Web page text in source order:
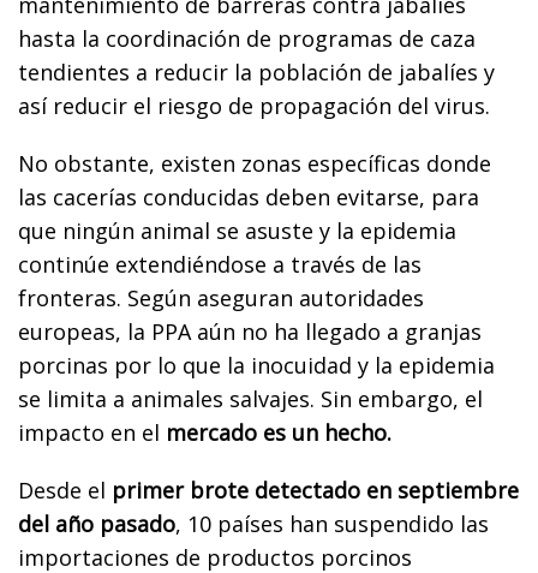
hasta la coordinación de programas de caza
tendientes a reducir la población de jabalíes y
así reducir el riesgo de propagación del virus.
No obstante, existen zonas específicas donde
las cacerías conducidas deben evitarse, para
que ningún animal se asuste y la epidemia
continúe extendiéndose a través de las
fronteras. Según aseguran autoridades
europeas, la PPA aún no ha llegado a granjas
porcinas por lo que la inocuidad y la epidemia
se limita a animales salvajes. Sin embargo, el
impacto en el mercado es un hecho.
Desde el primer brote detectado en septiembre
del año pasado, 10 países han suspendido las
importaciones de productos porcinos